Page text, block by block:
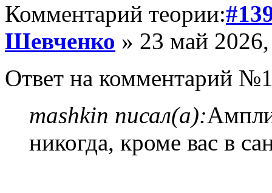
Комментарий теории:
Шевченко » 23 май
Ответ на комментарий
mashkin писал(а):
никогда, кроме вас в